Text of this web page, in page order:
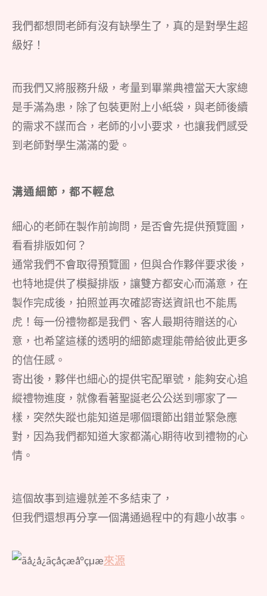
我們都想問老師有沒有缺學生了，真的是對學生超
級好！
而我們又將服務升級，考量到畢業典禮當天大家總
是手滿為患，除了包裝更附上小紙袋，與老師後續
的需求不謀而合，老師的小小要求，也讓我們感受
到老師對學生滿滿的愛。
溝通細節，都不輕怠
細心的老師在製作前詢問，是否會先提供預覽圖，
看看排版如何？
通常我們不會取得預覽圖，但與合作夥伴要求後，
也特地提供了模擬排版，讓雙方都安心而滿意，在
製作完成後，拍照並再次確認寄送資訊也不能馬
虎！每一份禮物都是我們、客人最期待贈送的心
意，也希望這樣的透明的細節處理能帶給彼此更多
的信任感。
寄出後，夥伴也細心的提供宅配單號，能夠安心追
縱禮物進度，就像看著聖誕老公公送到哪家了一
樣，突然失蹤也能知道是哪個環節出錯並緊急應
對，因為我們都知道大家都滿心期待收到禮物的心
情。
這個故事到這邊就差不多結束了，
但我們還想再分享一個溝通過程中的有趣小故事。
來源